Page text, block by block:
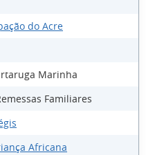
do Acre
Marinha
Familiares
Africana